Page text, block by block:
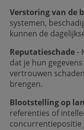
Verstoring van de
systemen,
kunnen de
Reputatieschade-
dat je hun
vertrouwen
brengen.
Blootstelling op
referenties of
concurrentiepositie